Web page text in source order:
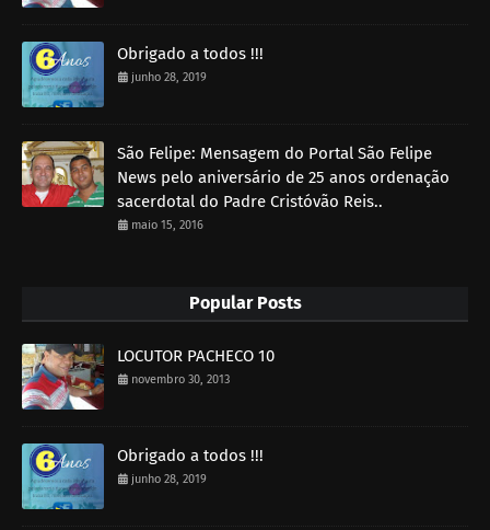
Obrigado a todos !!!
junho 28, 2019
São Felipe: Mensagem do Portal São Felipe
News pelo aniversário de 25 anos ordenação
sacerdotal do Padre Cristóvão Reis..
maio 15, 2016
Popular Posts
LOCUTOR PACHECO 10
novembro 30, 2013
Obrigado a todos !!!
junho 28, 2019